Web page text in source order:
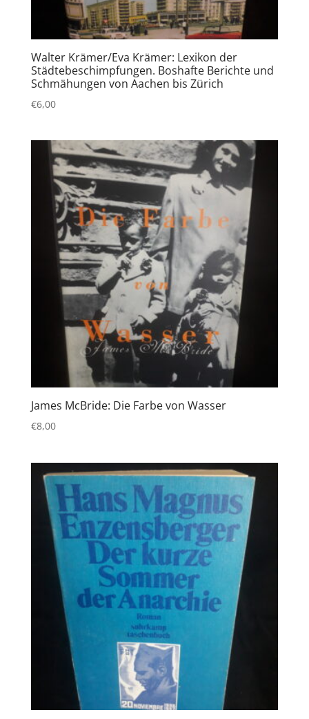
Walter Krämer/Eva Krämer: Lexikon der
Städtebeschimpfungen. Boshafte Berichte und
Schmähungen von Aachen bis Zürich
€6,00
James McBride: Die Farbe von Wasser
€8,00